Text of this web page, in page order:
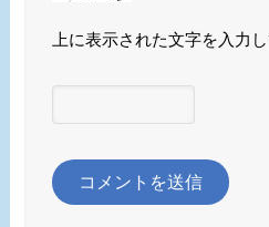
上に表示された文字を入力し